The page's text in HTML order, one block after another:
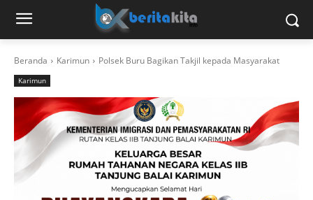
Beranda Karimun Polsek Buru Bagikan Takjil kepada Masyarakat
Karimun